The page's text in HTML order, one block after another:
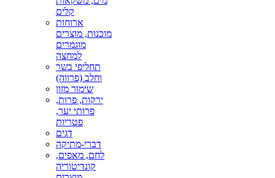
קלים
ארוחות
מוכנות, מוצרים
מוגמרים
למחצה
תחליפי בשר
וחלב (פרווה)
שימור מזון
ירקות, פרות,
פרותי יער,
פטריות
דגים
דברי-מתיקה
לחם, מאפים,
קונדיטוריה